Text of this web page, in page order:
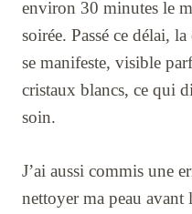
environ 30 minutes le
soirée. Passé ce délai,
se manifeste, visible
cristaux blancs, ce qui
soin.
J’ai aussi commis une
nettoyer ma peau avant